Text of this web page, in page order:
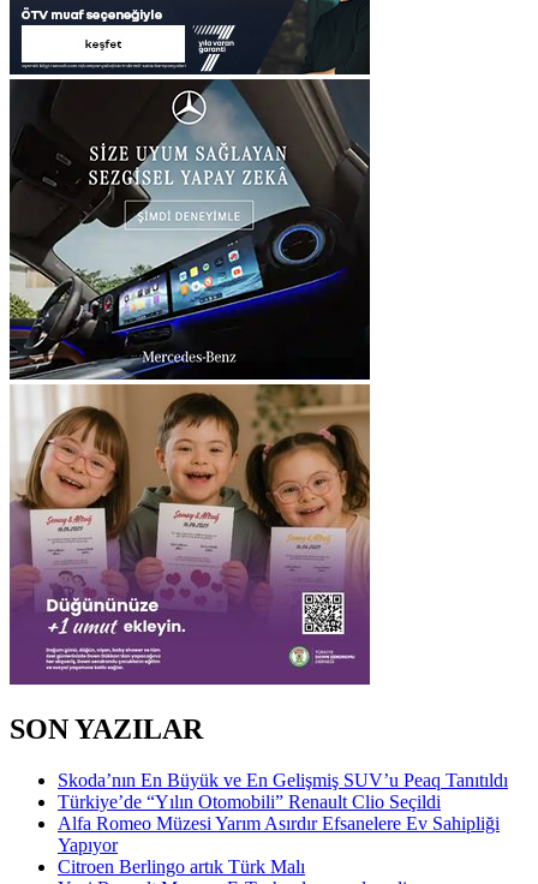
SON YAZILAR
Skoda’nın En Büyük ve En Gelişmiş SUV’u Peaq Tanıtıldı
Türkiye’de “Yılın Otomobili” Renault Clio Seçildi
Alfa Romeo Müzesi Yarım Asırdır Efsanelere Ev Sahipliği
Yapıyor
Citroen Berlingo artık Türk Malı